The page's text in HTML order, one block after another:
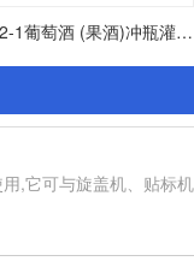
QSP-16-12-1葡萄酒 (果酒)冲瓶灌装打塞联体机
,它可与旋盖机、贴标机